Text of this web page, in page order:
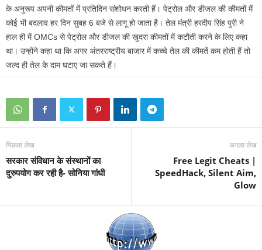
के अनुरूप अपनी कीमतों में प्रतिदिन संशोधन करती हैं। पेट्रोल और डीजल की कीमतों में
कोई भी बदलाव हर दिन सुबह 6 बजे से लागू हो जाता है। तेल मंत्री हरदीप सिंह पुरी ने
हाल ही में OMCs से पेट्रोल और डीजल की खुदरा कीमतों में कटौती करने के लिए कहा
था। उन्होंने कहा था कि अगर अंतरराष्ट्रीय बाजार में कच्चे तेल की कीमतें कम होती हैं तो
जल्द ही तेल के दाम घटाए जा सकते हैं।
पिछला लेख
सरकार संविधान के संस्थानों का
दुरुपयोग कर रही है- सोनिया गांधी
अगला लेख
Free Legit Cheats |
SpeedHack, Silent Aim,
Glow